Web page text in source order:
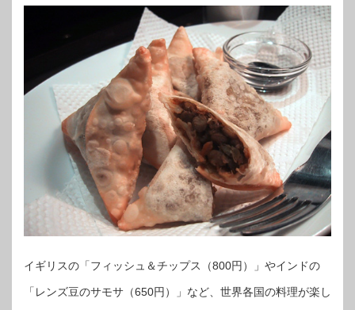
イギリスの「フィッシュ＆チップス（800円）」やインドの
「レンズ豆のサモサ（650円）」など、世界各国の料理が楽し